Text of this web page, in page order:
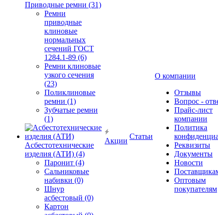
Приводные ремни (31)
Ремни
приводные
клиновые
нормальных
сечений ГОСТ
1284.1-89 (6)
Ремни клиновые
узкого сечения
(23)
Поликлиновые
ремни (1)
Зубчатые ремни
(1)
Асбестотехнические
изделия (АТИ) (4)
Паронит (4)
Сальниковые
набивки (0)
Шнур
асбестовый (0)
Картон
Акции
Статьи
О компании
Отзывы
Вопрос -
Прайс-лист
компании
Политика
Реквизиты
Документы
Новости
Оптовым
покупателям